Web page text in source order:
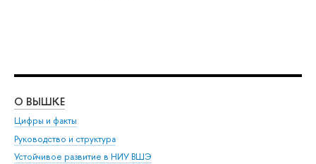
О ВЫШКЕ
Цифры и факты
Руководство и структура
Устойчивое развитие в НИУ ВШЭ